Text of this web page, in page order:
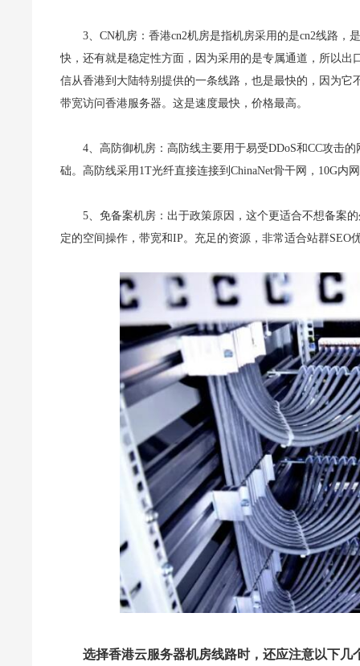
3、CN机房：香港cn2机房是指机房采用的是cn2线路
快，还有就是稳定性方面，因为采用的是专属通道，所以
信从香港到大陆特别提供的一条线路，也是最快的，因为
带宽访问香港服务器。这是速度最快，价格最高。
4、高防御机房：高防线主要用于易受DDoS和CC攻击
础。高防线采用1T光纤直接连接到ChinaNet骨干网，10G
5、免备案机房：出于政策原因，这个更适合不想备案
定的空间操作，带宽和IP。充足的资源，非常适合站群
选择香港云服务器机房线路时，还应注意以下几